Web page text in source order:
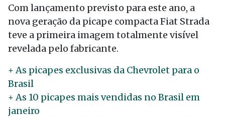
Com lançamento previsto para este ano, a
nova geração da picape compacta Fiat Strada
teve a primeira imagem totalmente visível
revelada pelo fabricante.
+ As picapes exclusivas da Chevrolet para o
Brasil
+ As 10 picapes mais vendidas no Brasil em
janeiro